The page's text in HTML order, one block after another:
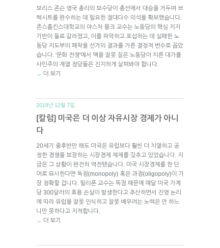
보리스 존슨 영국 총리의 보수당이 총선에서 대승을 거두며 브
렉시트를 완수하는 데 필요한 절대다수 의석을 확보했습니다.
존스홉킨스대학교의 야스차 뭉크 교수는 노동당의 핵심 지지
기반이 둘로 갈라졌고, 이를 파악하고 포섭하는 데 실패한 노
동당 지도부의 패착을 선거의 결과를 가른 결정적 변수로 꼽았
습니다. '문화 전쟁'에서 맥을 잘못 짚은 노동당이 치른 대가를
사민주의 계열 정당들은 진지하게 살펴봐야 합니다.
→ 더 보기
2019년 12월 7일.
[칼럼] 미국은 더 이상 자유시장 경제가 아니
다
20세기 중후반만 해도 미국은 유럽보다 훨씬 더 치열하고 공
정한 경쟁을 보장하는 시장경제 체제를 갖추고 있었습니다. 지
금은 그 상황이 완전히 역전됐습니다. 미국 시장경제를 한 단
어로 묘사한다면 독점(monopoly) 혹은 과점(oligopoly)이 가
장 정확할 겁니다. 필리폰 교수는 독점 때문에 매달 미국 가계
당 300달러의 효용 손실이 발생한다고 추산하면서 진영 논리
에 따라 유럽을 잘못 인식하고 잘못 배우려는 노력은 안 하느
니만 못하다고 지적합니다.
→ 더 보기